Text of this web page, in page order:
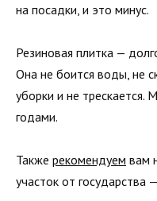
на посадки, и это минус.
Резиновая плитка —
Она не боится воды, не
уборки и не трескается.
годами.
Также рекомендуем вам
участок от государства